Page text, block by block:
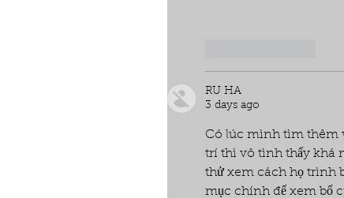
RU HA
3 days ago
Có lúc mình tìm thêm
trí thì vô tình thấy khá
thử xem cách họ trình
mục chính để xem bố